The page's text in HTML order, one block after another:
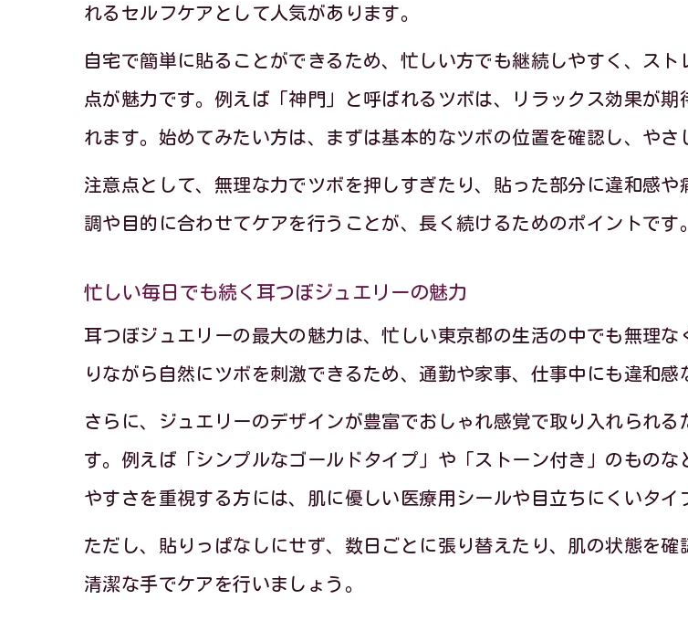
耳つぼジュエリー活用で心身の
リラックス習慣を支える耳つぼジ
耳つぼジュエリーで毎日のリラ
寝る前の耳つぼジュエリー活用
耳つぼジュエリーと深呼吸の組
耳つぼジュエリーで疲れを癒す
東京都で注目の耳つぼジュエリー体
東京都の女性が感じた耳つぼジ
耳つぼジュエリーを使った自律
耳つぼジュエリー利用者のスト
れるセルフケアとして人気があります。
自宅で簡単に貼ることができるため、忙しい方でも継続しやすく、ス
点が魅力です。例えば「神門」と呼ばれるツボは、リラックス効果が
れます。始めてみたい方は、まずは基本的なツボの位置を確認し、やさ
注意点として、無理な力でツボを押しすぎたり、貼った部分に違和感
調や目的に合わせてケアを行うことが、長く続けるためのポイントです
忙しい毎日でも続く耳つぼジュエリーの魅力
耳つぼジュエリーの最大の魅力は、忙しい東京都の生活の中でも無理
りながら自然にツボを刺激できるため、通勤や家事、仕事中にも違和感
さらに、ジュエリーのデザインが豊富でおしゃれ感覚で取り入れられ
す。例えば「シンプルなゴールドタイプ」や「ストーン付き」のもの
やすさを重視する方には、肌に優しい医療用シールや目立ちにくいタイ
ただし、貼りっぱなしにせず、数日ごとに張り替えたり、肌の状態を
清潔な手でケアを行いましょう。